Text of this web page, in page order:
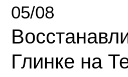
05/08
Глинке на